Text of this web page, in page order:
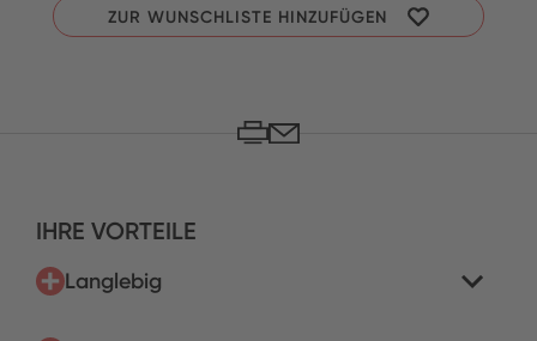
ZUR WUNSCHLISTE HINZUFÜGEN
IHRE VORTEILE
Langlebig